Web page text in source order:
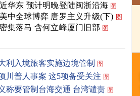
华东 预计明晚登陆闽浙沿海 图
中全球博弈 唐罗主义升级(下) 图
集落马 含何立峰厦门旧部 图
利入境旅客实施边境管制 图
川普人事案 这5项备受关注 图
称要管制台海交通 台湾谴责 图